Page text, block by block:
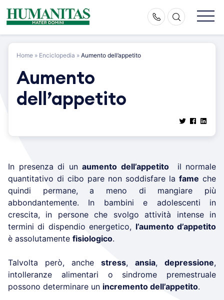
Skip
to
Home » Enciclopedia » Aumento dell’appetito
Aumento
dell’appetito
In presenza di un aumento dell’appetitoil normale
quantitativo di cibo pare non soddisfare la fame che
quindi permane, a meno di mangiare più
abbondantemente. In bambini e adolescenti in
crescita, in persone che svolgo attività intense in
termini di dispendio energetico, l’aumento d’appetito
è assolutamente fisiologico.
Talvolta però, anche stress, ansia, depressione,
intolleranze alimentari o sindrome premestruale
possono determinare un incremento dell’appetito.